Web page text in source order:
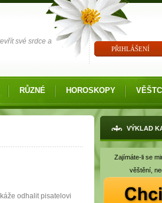
své srdce a
PŘIHLÁŠENÍ
RŮZNÉ HOROSKOPY
odhalit pisatelovi
VÝKLAD
Zajímáte-li se
věštění,